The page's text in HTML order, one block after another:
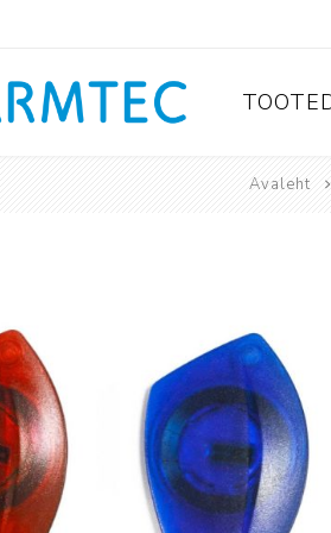
Pyronix
Protégé
Suprema
Rosslare
Tiso
Avaleht